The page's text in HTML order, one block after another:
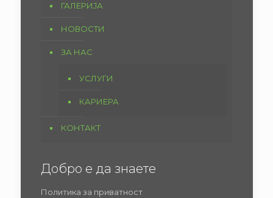
ГАЛЕРИЈА
НОВОСТИ
ЗА НАС
УСЛУГИ
КАРИЕРА
КОНТАКТ
Добро е да знаете
Политика за приватност